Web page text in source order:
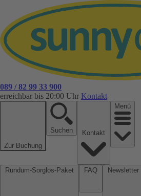
089 / 82 99 33 900
erreichbar bis 20:00 Uhr Kontakt
Zur Buchung
Suchen
Menü